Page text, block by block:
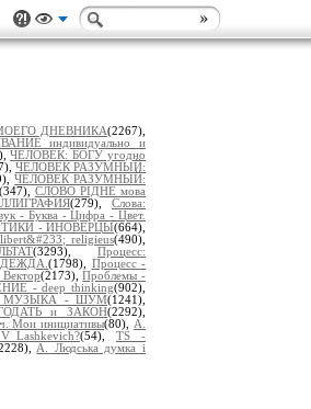
ДНЕВНИКА(2267),
индивидуально и
ЧЕЛОВЕК: БОГУ угодно
ЧЕЛОВЕК РАЗУМНЫЙ:
ЧЕЛОВЕК РАЗУМНЫЙ:
(347), СЛОВО РІДНЕ мова
(279), Слова:
- Буква - Цифра - Цвет.
- ИНОВЕРЦЫ(664),
religieus(490),
(3293),Процесс:
(1798), Процесс -
(2173),Проблемы -
- deep thinking(902),
МУЗЫКА - ШУМ(1241),
и ЗАКОН(2292),
Мои инициативы(80), А.
(54), TS -
A. Людська думка і